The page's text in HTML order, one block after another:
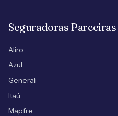
Seguradoras Parceiras
Aliro
Azul
Generali
Itaú
Mapfre